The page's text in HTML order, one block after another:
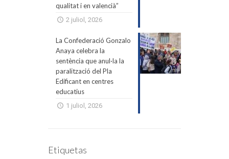
qualitat i en valencià”
2 juliol, 2026
La Confederació Gonzalo
Anaya celebra la
sentència que anul·la la
paralització del Pla
Edificant en centres
educatius
1 juliol, 2026
Etiquetas